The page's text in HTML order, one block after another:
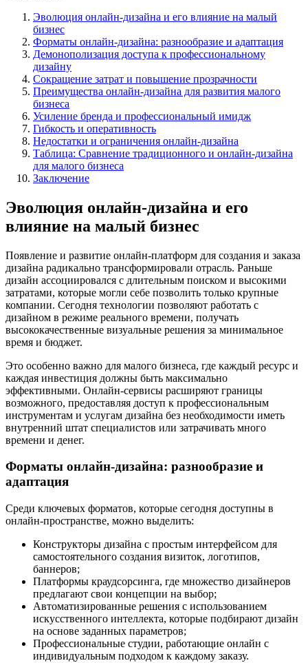
Эволюция онлайн-дизайна и его влияние на малый
бизнес
Форматы онлайн-дизайна: разнообразие и адаптация
Демонополизация доступа к профессиональному
дизайну
Сокращение затрат и повышение прозрачности
Преимущества онлайн-дизайна для развития малого
бизнеса
Усиление бренда и профессиональный имидж
Гибкость и оперативность
Недостатки и ограничения онлайн-дизайна
Таблица: Сравнение традиционного и онлайн-дизайна
для малого бизнеса
Заключение
Эволюция онлайн-дизайна и его
влияние на малый бизнес
Появление и развитие онлайн-платформ для создания и заказа
дизайна радикально трансформировали отрасль. Раньше
дизайн ассоциировался с длительным поиском и высокими
затратами, которые могли себе позволить только крупные
компании. Сегодня технологии позволяют работать с
дизайном в режиме реального времени, получать
высококачественные визуальные решения за минимальное
время и бюджет.
Это особенно важно для малого бизнеса, где каждый ресурс и
каждая инвестиция должны быть максимально
эффективными. Онлайн-сервисы расширяют границы
возможного, предоставляя доступ к профессиональным
инструментам и услугам дизайна без необходимости иметь
внутренний штат специалистов или затрачивать много
времени и денег.
Форматы онлайн-дизайна: разнообразие и
адаптация
Среди ключевых форматов, которые сегодня доступны в
онлайн-пространстве, можно выделить:
Конструкторы дизайна с простым интерфейсом для
самостоятельного создания визиток, логотипов,
баннеров;
Платформы краудсорсинга, где множество дизайнеров
предлагают свои концепции на выбор;
Автоматизированные решения с использованием
искусственного интеллекта, которые подбирают дизайн
на основе заданных параметров;
Профессиональные студии, работающие онлайн с
индивидуальным подходом к каждому заказу.